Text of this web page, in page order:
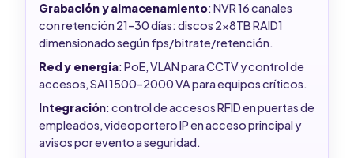
Grabación y almacenamiento: NVR 16 canales
con retención 21–30 días: discos 2x8TB RAID1
dimensionado según fps/bitrate/retención.
Red y energía: PoE, VLAN para CCTV y control de
accesos, SAI 1500–2000 VA para equipos críticos.
Integración: control de accesos RFID en puertas de
empleados, videoportero IP en acceso principal y
avisos por evento a seguridad.